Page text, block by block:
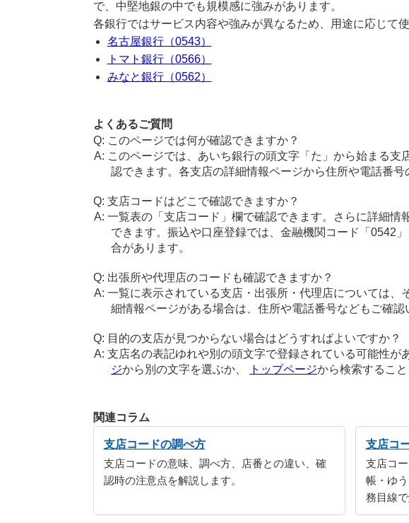
で、中堅地銀の中でも規模感に強みがあります。
各銀行ではサービス内容や強みが異なるため、用途に応じて
名古屋銀行（0543）
トマト銀行（0566）
みなと銀行（0562）
よくあるご質問
このページでは何が確認できますか？
このページでは、あいち銀行の頭文字「た」から始まる支
認できます。各支店の詳細情報ページから住所や電話番号
支店コードはどこで確認できますか？
一覧表の「支店コード」欄で確認できます。さらに詳細情
できます。振込や口座登録では、金融機関コード「0542
合があります。
出張所や代理店のコードも確認できますか？
一覧に表示されている支店・出張所・代理店については、
細情報ページがある場合は、住所や電話番号などもご確認
目的の支店が見つからない場合はどうすればよいですか？
支店名の表記ゆれや別の頭文字で登録されている可能性が
ジから別の文字を選ぶか、 トップページから検索すること
関連コラム
支店コードの調べ方
支店コードの意味、調べ方、店番との違い、確
認時の注意点を解説します。
支店コ
支店コ
帳・ゆ
務目線で